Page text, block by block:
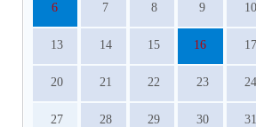
6 7 8 9 10
13 14 15 16 17
20 21 22 23 24
27 28 29 30 31